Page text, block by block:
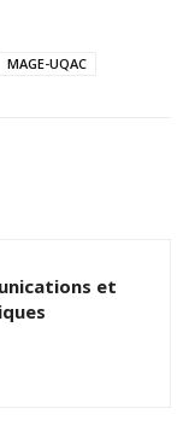
MAGE-UQAC
et